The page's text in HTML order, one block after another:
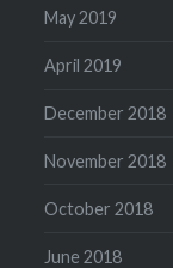
May 2019
April 2019
December 2018
November 2018
October 2018
June 2018